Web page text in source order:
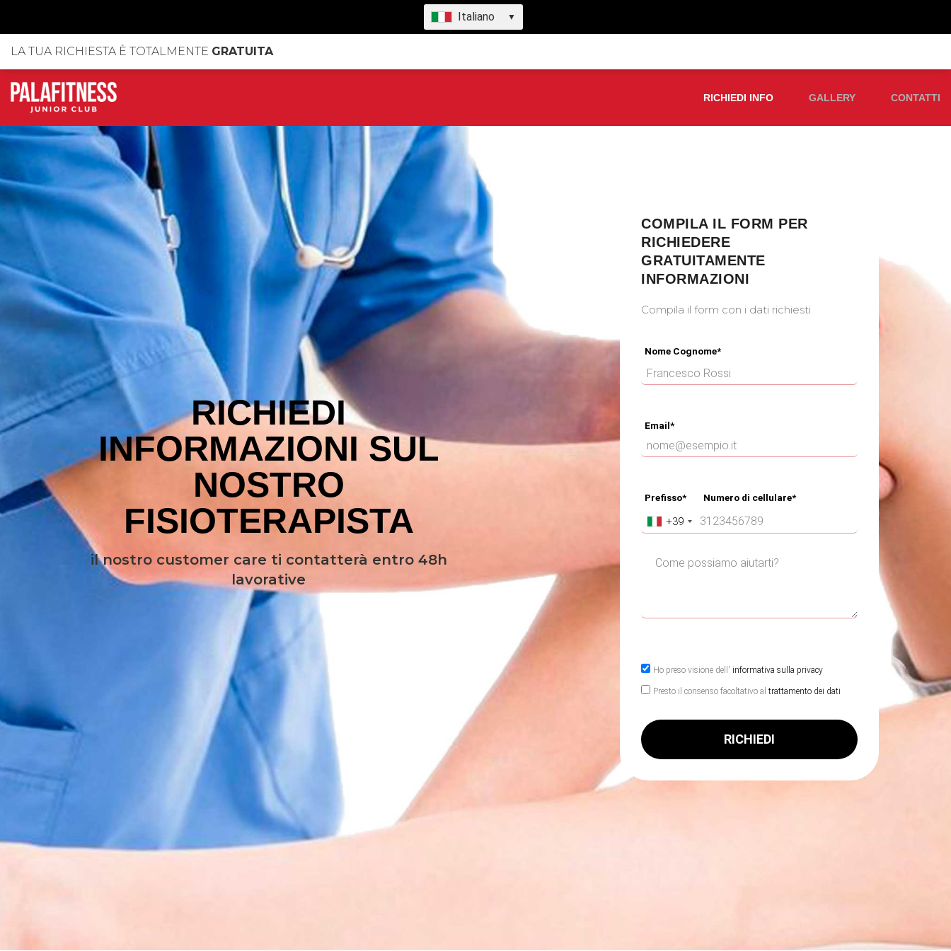
Italiano ▼
LA TUA RICHIESTA È TOTALMENTE GRATUITA
RICHIEDI INFO GALLERY CONTATTI
RICHIEDI
INFORMAZIONI SUL
NOSTRO
FISIOTERAPISTA
il nostro customer care ti contatterà entro 48h
lavorative
COMPILA IL FORM PER
RICHIEDERE
GRATUITAMENTE
INFORMAZIONI
Compila il form con i dati richiesti
Nome Cognome*
Email*
Prefisso* Numero di cellulare*
+39
Ho preso visione dell' informativa sulla privacy
Presto il consenso facoltativo al trattamento dei dati